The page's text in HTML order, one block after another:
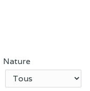
Nature